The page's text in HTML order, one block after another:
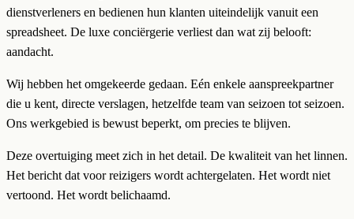
dienstverleners en bedienen hun klanten uiteindelijk vanuit een
spreadsheet. De luxe conciërgerie verliest dan wat zij belooft:
aandacht.
Wij hebben het omgekeerde gedaan. Eén enkele aanspreekpartner
die u kent, directe verslagen, hetzelfde team van seizoen tot seizoen.
Ons werkgebied is bewust beperkt, om precies te blijven.
Deze overtuiging meet zich in het detail. De kwaliteit van het linnen.
Het bericht dat voor reizigers wordt achtergelaten. Het wordt niet
vertoond. Het wordt belichaamd.